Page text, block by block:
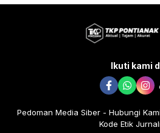
Ikuti kami
Pedoman Media Siber Hubungi Kami
Kode Etik